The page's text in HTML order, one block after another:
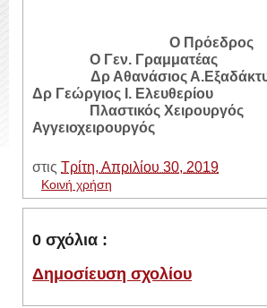
Ο Πρόεδρος
Ο Γεν. Γραμματέας
Δρ Αθανάσιος
Δρ Γεώργιος Ι. Ελευθερίου
Πλαστικός Χειρουργός
Αγγειοχειρουργός
στις Τρίτη, Απριλίου 30, 2019
Κοινή χρήση
0 σχόλια :
Δημοσίευση σχολίου